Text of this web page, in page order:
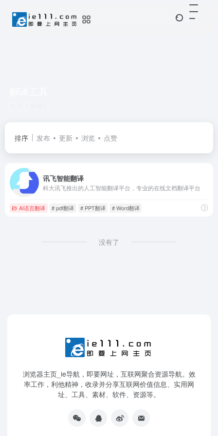
排序 发布 更新 浏览 点赞
讯飞智能翻译
科大讯飞推出的人工智能翻译平台，专业的在线文档翻译平台
AI语言翻译 # pdf翻译 # PPT翻译 # Word翻译
没有了
浏览器主页_ie导航，即要网址，互联网聚合资源导航。效
率工作，利他精神，收录并分享互联网价值信息、实用网
址、工具、素材、软件、资源等。